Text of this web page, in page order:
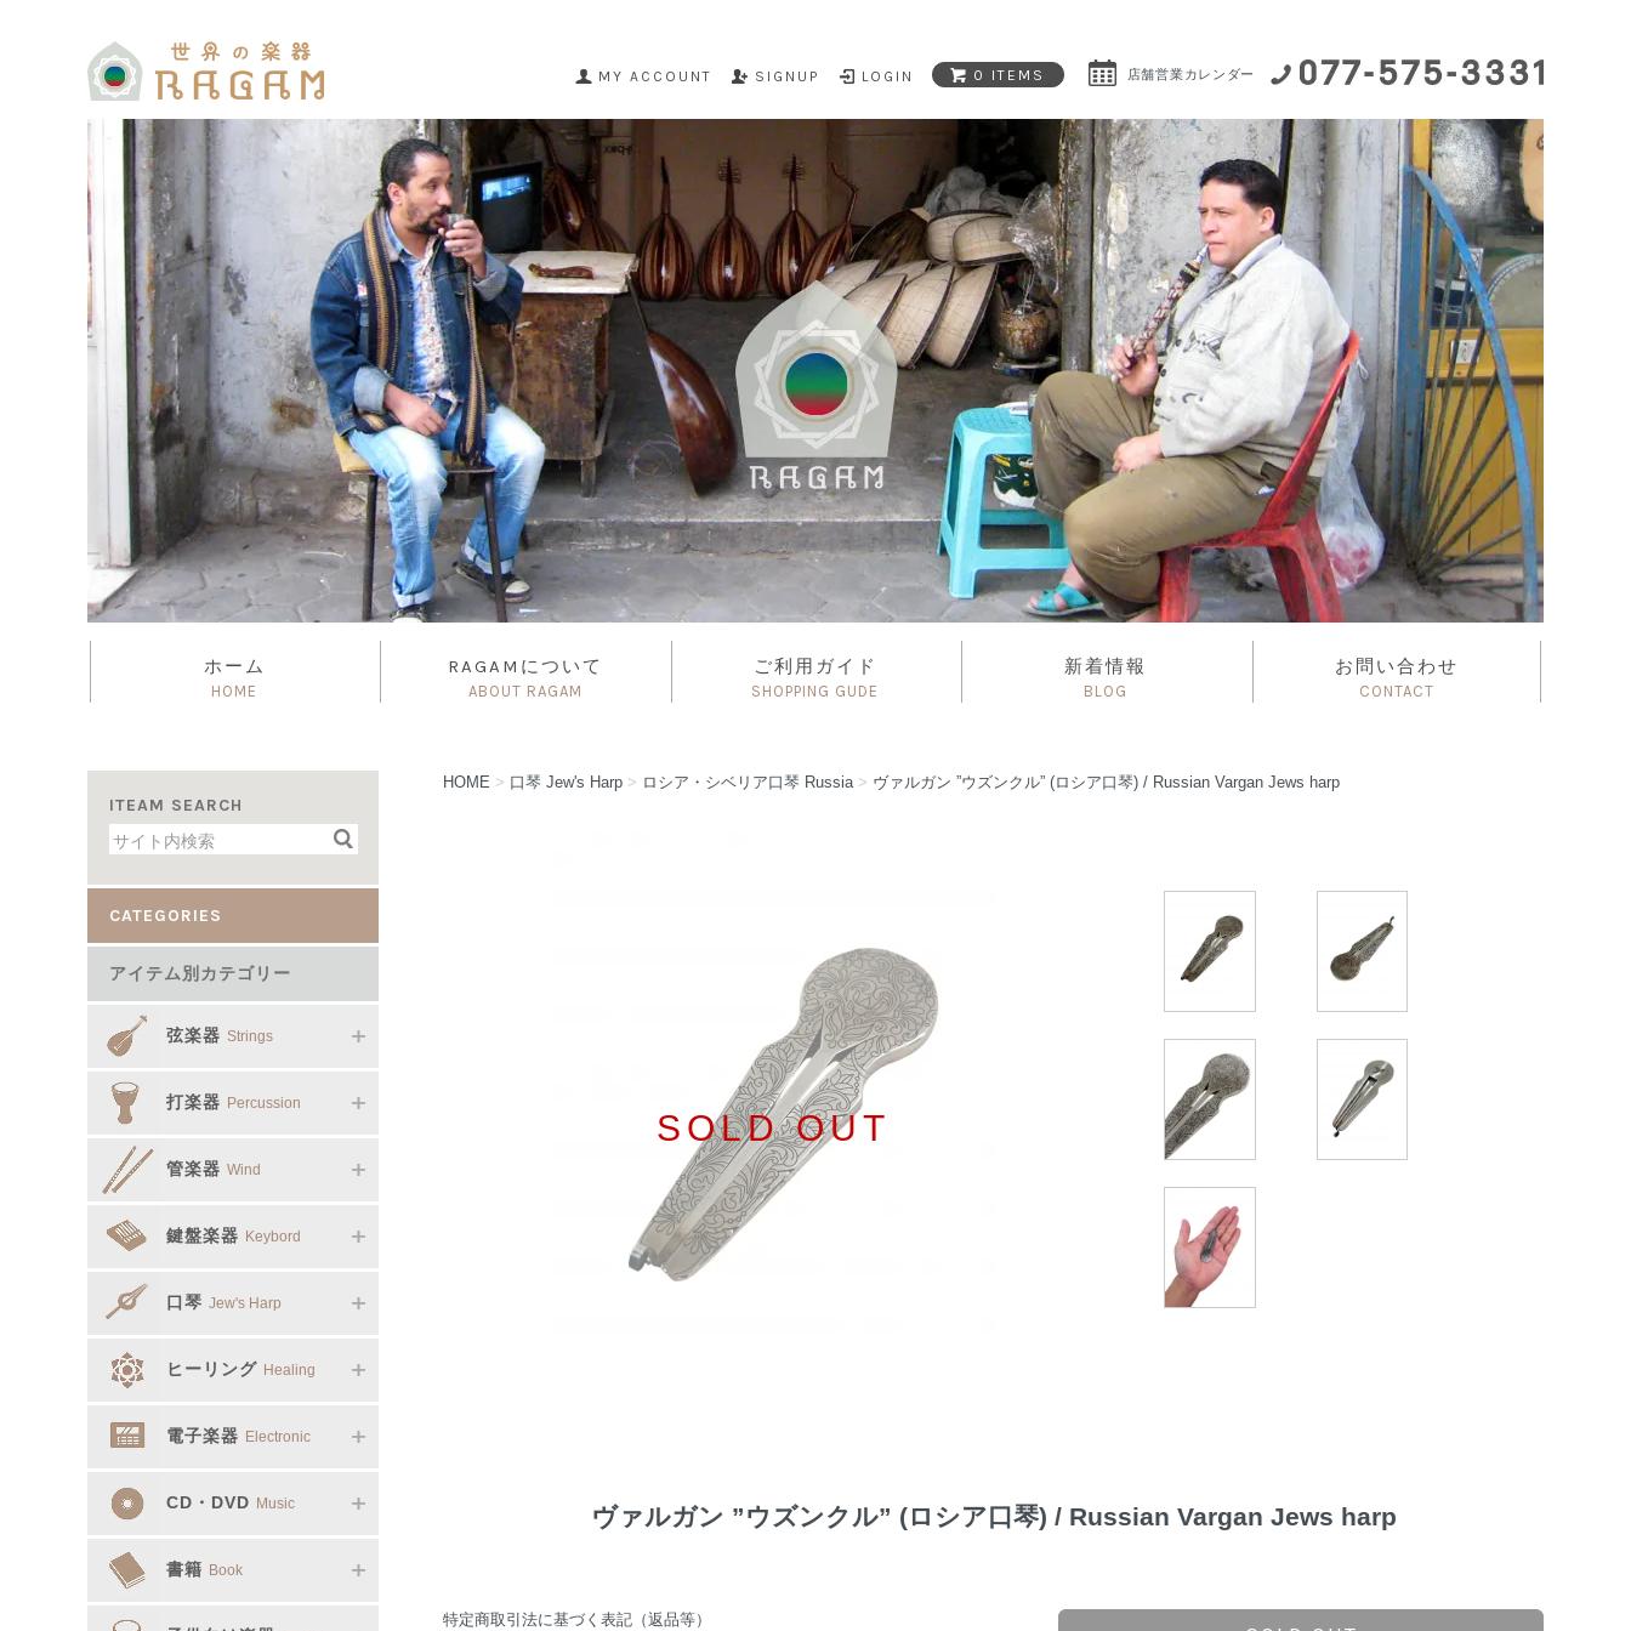
MY ACCOUNT SIGNUP LOGIN 0 ITEMS 店舗営業カレンダー
ホーム
HOME
RAGAMについて
ABOUT RAGAM
ご利用ガイド
SHOPPING GUDE
新着情報
BLOG
お問い合わせ
CONTACT
ITEAM SEARCH
CATEGORIES
アイテム別カテゴリー
弦楽器 Strings
打楽器 Percussion
管楽器Wind
鍵盤楽器 Keybord
口琴Jew's Harp
ヒーリング Healing
電子楽器 Electronic
CD・DVD Music
書籍 Book
HOME > 口琴 Jew's Harp > ロシア・シベリア口琴 Russia> ヴァルガン ”ウズンクル” (ロシア口琴) / Russian Vargan Jews harp
SOLD OUT
ヴァルガン ”ウズンクル” (ロシア口琴) / Russian Vargan Jews harp
特定商取引法に基づく表記（返品等）